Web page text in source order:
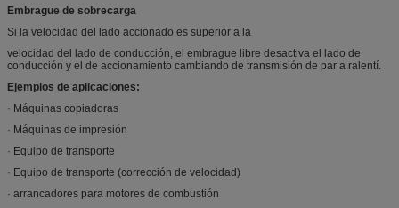
Embrague de sobrecarga
Si la velocidad del lado accionado es superior a la
velocidad del lado de conducción, el embrague libre desactiva el lado de
conducción y el de accionamiento cambiando de transmisión de par a ralentí.
Ejemplos de aplicaciones:
· Máquinas copiadoras
· Máquinas de impresión
· Equipo de transporte
· Equipo de transporte (corrección de velocidad)
· arrancadores para motores de combustión